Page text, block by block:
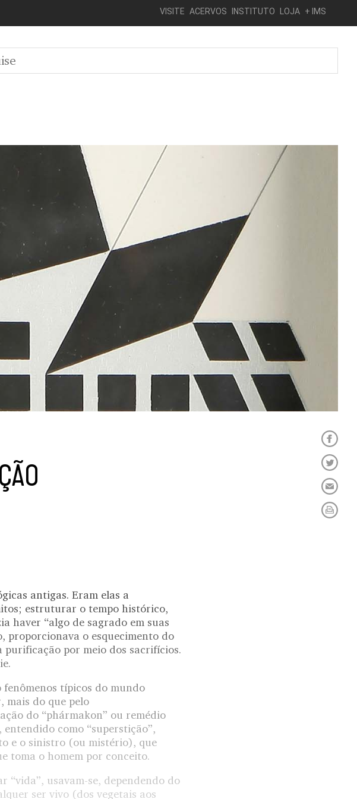
VISITE ACERVOS INSTITUTO LOJA + IMS
antigas. Eram elas a
estruturar o tempo histórico,
haver “algo de sagrado em suas
proporcionava o esquecimento do
por meio dos sacrifícios.
típicos do mundo
mais do que pelo
do “phármakon” ou remédio
como “superstição”,
e o sinistro (ou mistério), que
toma o homem por conceito.
“vida”, usavam-se, dependendo do
ser vivo (dos vegetais aos